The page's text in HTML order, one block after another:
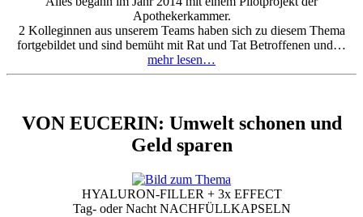
Apothekerkammer.
2 Kolleginnen aus unserem Teams haben sich zu diesem Thema
fortgebildet und sind bemüht mit Rat und Tat Betroffenen und…
mehr lesen…
VON EUCERIN: Umwelt schonen und
Geld sparen
HYALURON-FILLER + 3x EFFECT
Tag- oder Nacht NACHFÜLLKAPSELN